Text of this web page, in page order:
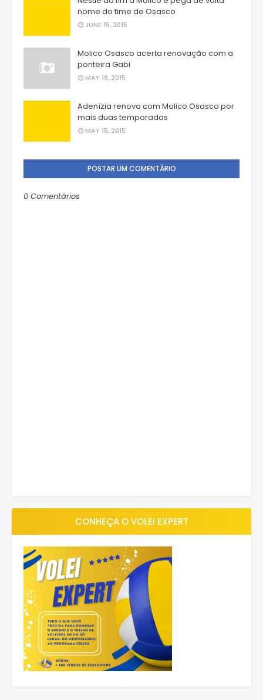
nome do time de Osasco
JUNE 15, 2015
Molico Osasco acerta renovação com a
ponteira Gabi
MAY 19, 2015
Adenízia renova com Molico Osasco por
mais duas temporadas
MAY 15, 2015
POSTAR UM COMENTÁRIO
0 Comentários
CONHEÇA O VOLEI EXPERT